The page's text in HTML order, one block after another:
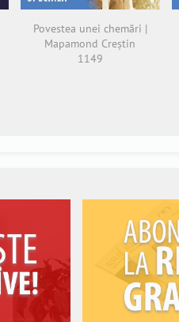
Povestea unei chemări |
Mapamond Creștin
1149